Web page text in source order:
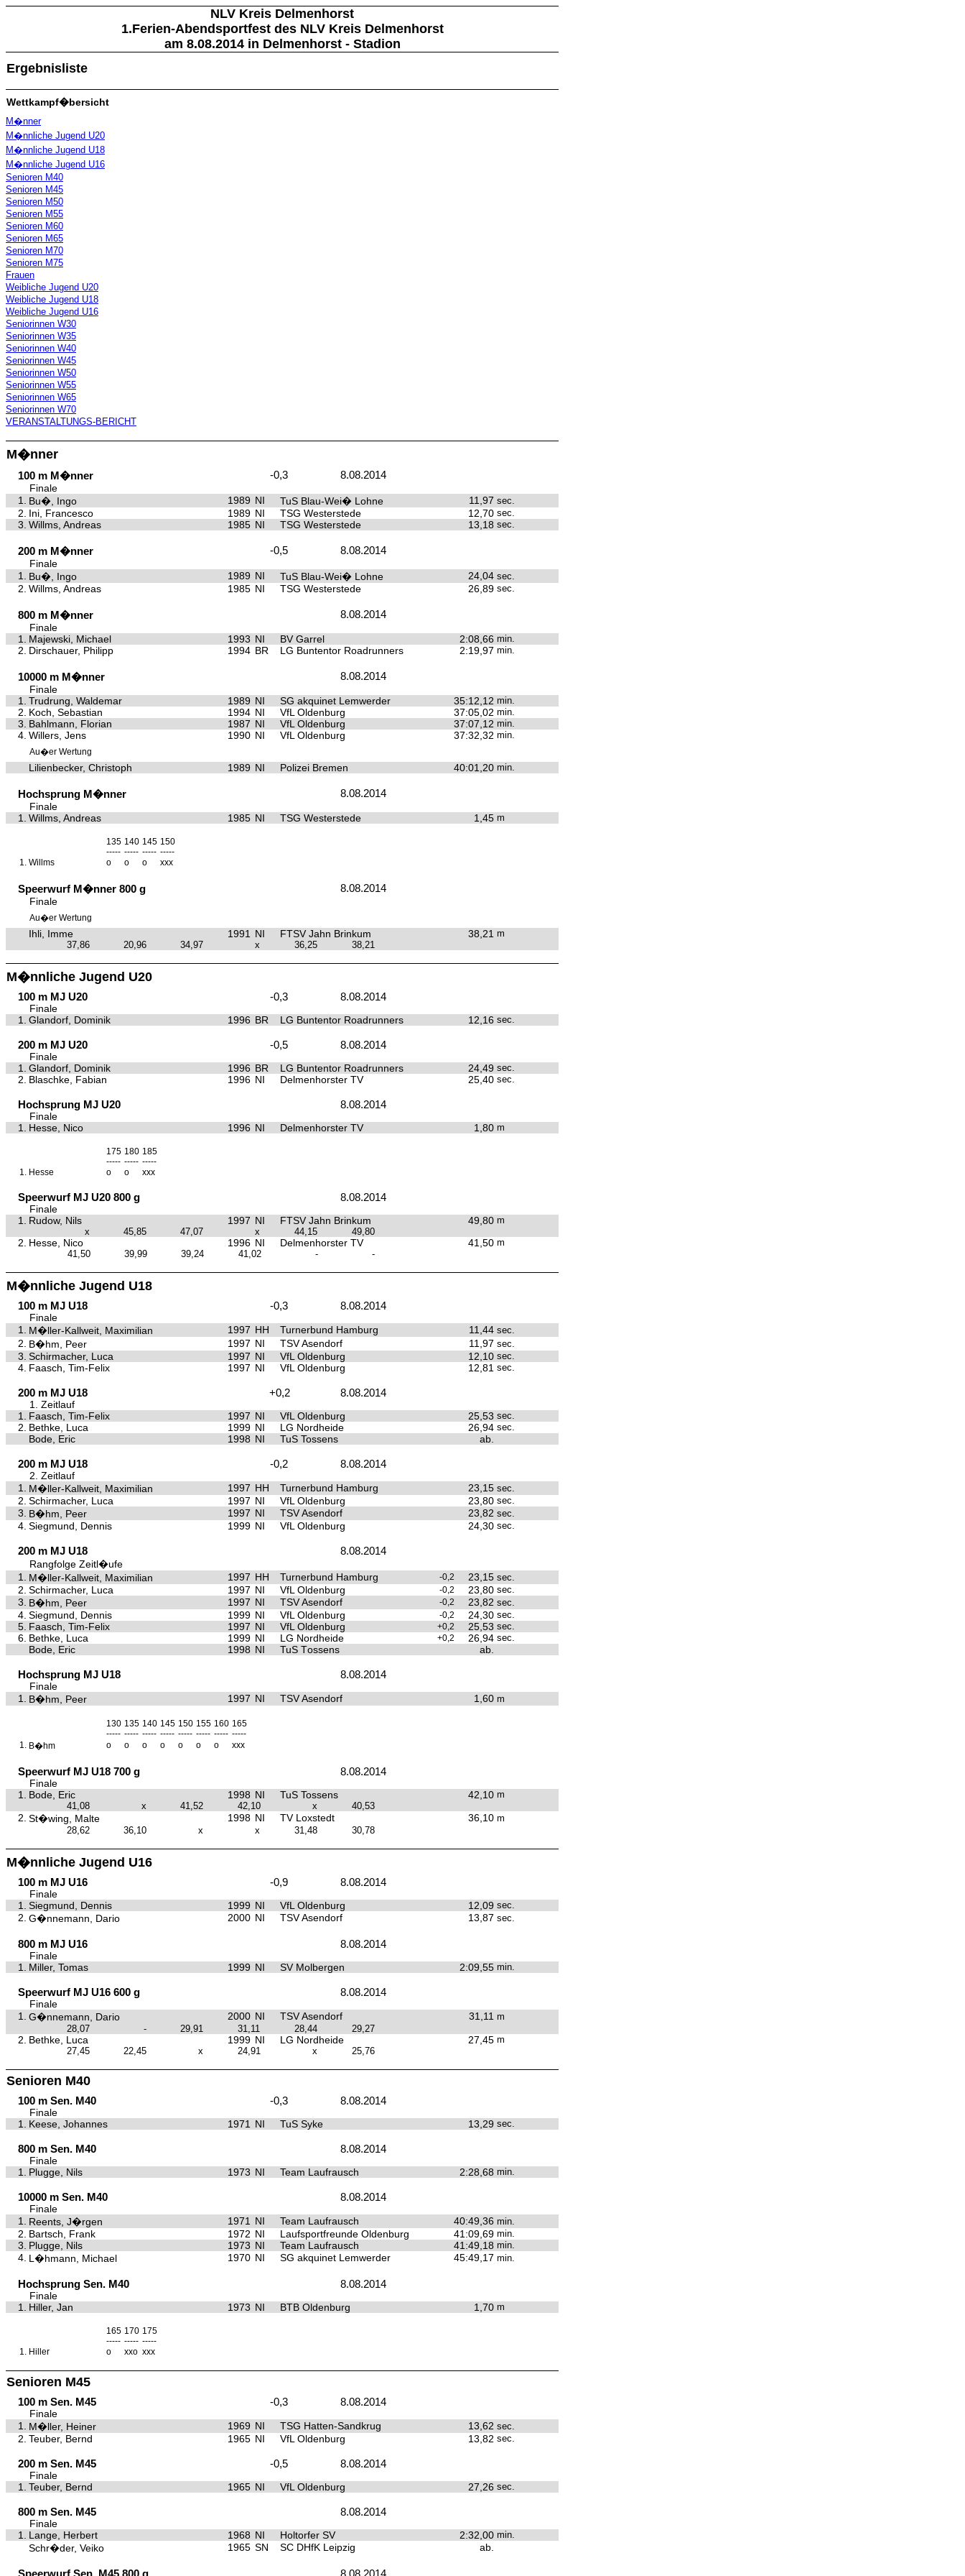
NLV Kreis Delmenhorst
1.Ferien-Abendsportfest des NLV Kreis Delmenhorst
am 8.08.2014 in Delmenhorst - Stadion
Ergebnisliste
Wettkampf�bersicht
M�nner
M�nnliche Jugend U20
M�nnliche Jugend U18
M�nnliche Jugend U16
Senioren M40
Senioren M45
Senioren M50
Senioren M55
Senioren M60
Senioren M65
Senioren M70
Senioren M75
Frauen
Weibliche Jugend U20
Weibliche Jugend U18
Weibliche Jugend U16
Seniorinnen W30
Seniorinnen W35
Seniorinnen W40
Seniorinnen W45
Seniorinnen W50
Seniorinnen W55
Seniorinnen W65
Seniorinnen W70
VERANSTALTUNGS-BERICHT
M�nner
100 m M�nner -0,3 8.08.2014
Finale
1.
Bu�, Ingo 1989 NI TuS Blau-Wei� Lohne 11,97 sec.
2. Ini, Francesco 1989 NI TSG Westerstede 12,70 sec.
3. Willms, Andreas 1985 NI TSG Westerstede 13,18 sec.
200 m M�nner -0,5 8.08.2014
Finale
1.
Bu�, Ingo 1989 NI TuS Blau-Wei� Lohne 24,04 sec.
2. Willms, Andreas 1985 NI TSG Westerstede 26,89 sec.
800 m M�nner 8.08.2014
Finale
1.
Majewski, Michael 1993 NI BV Garrel 2:08,66 min.
2. Dirschauer, Philipp 1994 BR LG Buntentor Roadrunners 2:19,97 min.
10000 m M�nner 8.08.2014
Finale
1.
Trudrung, Waldemar 1989 NI SG akquinet Lemwerder 35:12,12 min.
2. Koch, Sebastian 1994 NI VfL Oldenburg 37:05,02 min.
3. Bahlmann, Florian 1987 NI VfL Oldenburg 37:07,12 min.
4. Willers, Jens 1990 NI VfL Oldenburg 37:32,32 min.
Au�er Wertung
Lilienbecker, Christoph 1989 NI Polizei Bremen 40:01,20 min.
Hochsprung M�nner 8.08.2014
Finale
1.
Willms, Andreas 1985 NI TSG Westerstede 1,45 m
135 140 145 150
----- ----- ----- -----
1. Willms o o o xxx
Speerwurf M�nner 800 g 8.08.2014
Finale
Au�er Wertung
Ihli, Imme 1991 NI FTSV Jahn Brinkum 38,21 m
37,86
20,96 34,97 x 36,25 38,21
M�nnliche Jugend U20
100 m MJ U20 -0,3 8.08.2014
Finale
1.
Glandorf, Dominik 1996 BR LG Buntentor Roadrunners 12,16 sec.
200 m MJ U20 -0,5 8.08.2014
Finale
1.
Glandorf, Dominik 1996 BR LG Buntentor Roadrunners 24,49 sec.
2. Blaschke, Fabian 1996 NI Delmenhorster TV 25,40 sec.
Hochsprung MJ U20 8.08.2014
Finale
1.
Hesse, Nico 1996 NI Delmenhorster TV 1,80 m
175 180 185
----- ----- -----
1. Hesse o o xxx
Speerwurf MJ U20 800 g 8.08.2014
Finale
1.
Rudow, Nils 1997 NI FTSV Jahn Brinkum 49,80 m
x
45,85 47,07 x 44,15 49,80
2. Hesse, Nico 1996 NI Delmenhorster TV 41,50 m
41,50
39,99 39,24 41,02 - -
M�nnliche Jugend U18
100 m MJ U18 -0,3 8.08.2014
Finale
1.
M�ller-Kallweit, Maximilian 1997 HH Turnerbund Hamburg 11,44 sec.
2. B�hm, Peer 1997 NI TSV Asendorf 11,97 sec.
3. Schirmacher, Luca 1997 NI VfL Oldenburg 12,10 sec.
4. Faasch, Tim-Felix 1997 NI VfL Oldenburg 12,81 sec.
200 m MJ U18 +0,2 8.08.2014
1. Zeitlauf
1.
Faasch, Tim-Felix 1997 NI VfL Oldenburg 25,53 sec.
2. Bethke, Luca 1999 NI LG Nordheide 26,94 sec.
Bode, Eric 1998 NI TuS Tossens ab.
200 m MJ U18 -0,2 8.08.2014
2. Zeitlauf
1.
M�ller-Kallweit, Maximilian 1997 HH Turnerbund Hamburg 23,15 sec.
2. Schirmacher, Luca 1997 NI VfL Oldenburg 23,80 sec.
3. B�hm, Peer 1997 NI TSV Asendorf 23,82 sec.
4. Siegmund, Dennis 1999 NI VfL Oldenburg 24,30 sec.
200 m MJ U18 8.08.2014
Rangfolge Zeitl�ufe
1.
M�ller-Kallweit, Maximilian 1997 HH Turnerbund Hamburg -0,2 23,15 sec.
2. Schirmacher, Luca 1997 NI VfL Oldenburg -0,2 23,80 sec.
3. B�hm, Peer 1997 NI TSV Asendorf -0,2 23,82 sec.
4. Siegmund, Dennis 1999 NI VfL Oldenburg -0,2 24,30 sec.
5. Faasch, Tim-Felix 1997 NI VfL Oldenburg +0,2 25,53 sec.
6. Bethke, Luca 1999 NI LG Nordheide +0,2 26,94 sec.
Bode, Eric 1998 NI TuS Tossens ab.
Hochsprung MJ U18 8.08.2014
Finale
1.
B�hm, Peer 1997 NI TSV Asendorf 1,60 m
130 135 140 145 150 155 160 165
----- ----- ----- ----- ----- ----- ----- -----
1. B�hm o o o o o o o xxx
Speerwurf MJ U18 700 g 8.08.2014
Finale
1.
Bode, Eric 1998 NI TuS Tossens 42,10 m
41,08
x 41,52 42,10 x 40,53
2. St�wing, Malte 1998 NI TV Loxstedt 36,10 m
28,62
36,10 x x 31,48 30,78
M�nnliche Jugend U16
100 m MJ U16 -0,9 8.08.2014
Finale
1.
Siegmund, Dennis 1999 NI VfL Oldenburg 12,09 sec.
2. G�nnemann, Dario 2000 NI TSV Asendorf 13,87 sec.
800 m MJ U16 8.08.2014
Finale
1.
Miller, Tomas 1999 NI SV Molbergen 2:09,55 min.
Speerwurf MJ U16 600 g 8.08.2014
Finale
1.
G�nnemann, Dario 2000 NI TSV Asendorf 31,11 m
28,07
- 29,91 31,11 28,44 29,27
2. Bethke, Luca 1999 NI LG Nordheide 27,45 m
27,45
22,45 x 24,91 x 25,76
Senioren M40
100 m Sen. M40 -0,3 8.08.2014
Finale
1.
Keese, Johannes 1971 NI TuS Syke 13,29 sec.
800 m Sen. M40 8.08.2014
Finale
1.
Plugge, Nils 1973 NI Team Laufrausch 2:28,68 min.
10000 m Sen. M40 8.08.2014
Finale
1.
Reents, J�rgen 1971 NI Team Laufrausch 40:49,36 min.
2. Bartsch, Frank 1972 NI Laufsportfreunde Oldenburg 41:09,69 min.
3. Plugge, Nils 1973 NI Team Laufrausch 41:49,18 min.
4. L�hmann, Michael 1970 NI SG akquinet Lemwerder 45:49,17 min.
Hochsprung Sen. M40 8.08.2014
Finale
1.
Hiller, Jan 1973 NI BTB Oldenburg 1,70 m
165 170 175
----- ----- -----
1. Hiller o xxo xxx
Senioren M45
100 m Sen. M45 -0,3 8.08.2014
Finale
1.
M�ller, Heiner 1969 NI TSG Hatten-Sandkrug 13,62 sec.
2. Teuber, Bernd 1965 NI VfL Oldenburg 13,82 sec.
200 m Sen. M45 -0,5 8.08.2014
Finale
1.
Teuber, Bernd 1965 NI VfL Oldenburg 27,26 sec.
800 m Sen. M45 8.08.2014
Finale
1.
Lange, Herbert 1968 NI Holtorfer SV 2:32,00 min.
Schr�der, Veiko 1965 SN SC DHfK Leipzig ab.
Speerwurf Sen. M45 800 g 8.08.2014